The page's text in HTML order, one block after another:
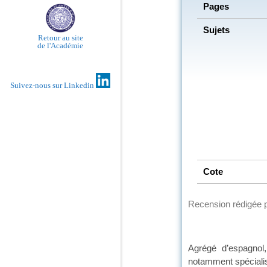
Retour au site
de l'Académie
Suivez-nous sur Linkedin
Pages
Sujets
Cote
Recension rédigée
Agrégé
notamment